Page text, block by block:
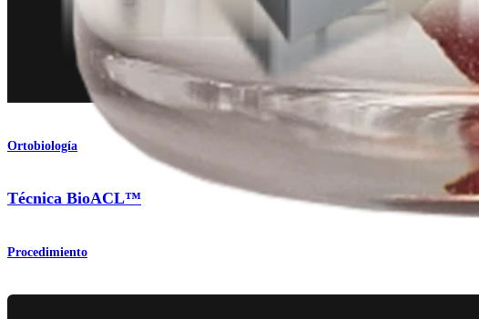
Ortobiología
Técnica BioACL™
Procedimiento